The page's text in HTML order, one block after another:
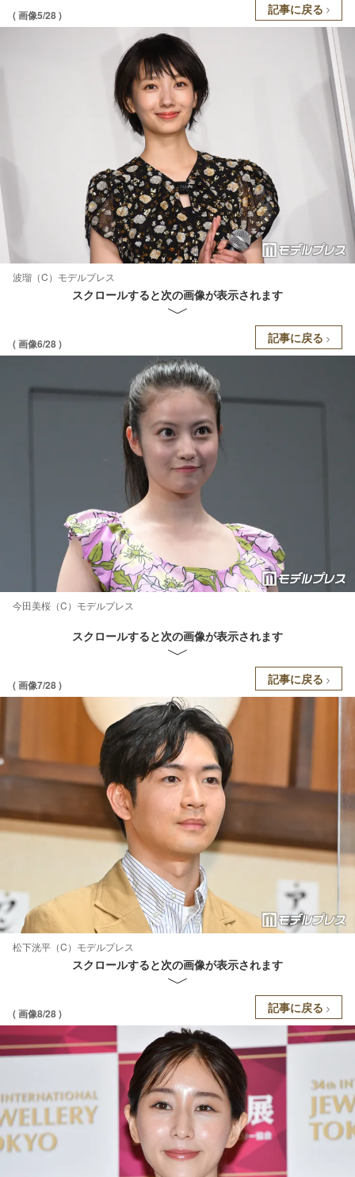
( 画像5/28 ) 記事に戻る
波瑠（C）モデルプレス
スクロールすると次の画像が表示されます
( 画像6/28 ) 記事に戻る
今田美桜（C）モデルプレス
スクロールすると次の画像が表示されます
( 画像7/28 ) 記事に戻る
松下洸平（C）モデルプレス
スクロールすると次の画像が表示されます
( 画像8/28 ) 記事に戻る